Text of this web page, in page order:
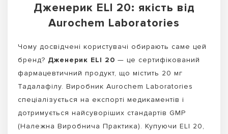
Дженерик ELI 20: якість від
Aurochem Laboratories
Чому досвідчені користувачі обирають саме цей
бренд? Дженерик ELI 20 — це сертифікований
фармацевтичний продукт, що містить 20 мг
Тадалафілу. Виробник Aurochem Laboratories
спеціалізується на експорті медикаментів і
дотримується найсуворіших стандартів GMP
(Належна Виробнича Практика). Купуючи ELI 20,